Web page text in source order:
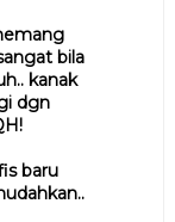
bila
kanak
dgn
baru